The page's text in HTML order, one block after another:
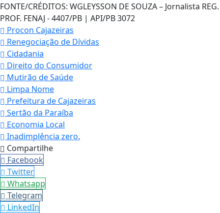
FONTE/CRÉDITOS: WGLEYSSON DE SOUZA – Jornalista REG.
PROF. FENAJ - 4407/PB | API/PB 3072
Procon Cajazeiras
Renegociação de Dívidas
Cidadania
Direito do Consumidor
Mutirão de Saúde
Limpa Nome
Prefeitura de Cajazeiras
Sertão da Paraíba
Economia Local
Inadimplência zero.
Compartilhe
Facebook
Twitter
Whatsapp
Telegram
LinkedIn